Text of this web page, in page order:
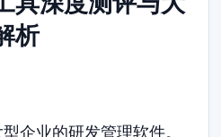
析
企业的研发管理软件。